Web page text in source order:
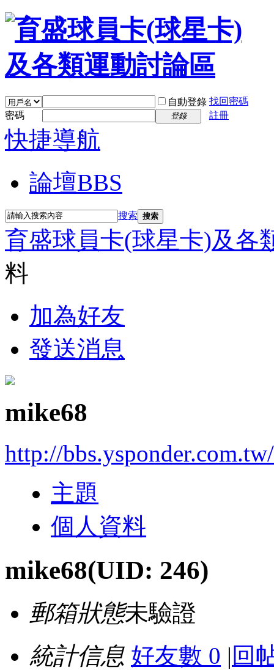
自動登錄 找回密碼
密碼
登錄 註冊
快捷導航
論壇BBS
搜索 搜索
育盛球員卡(球星卡)及各
料
加為好友
發送消息
mike68
http://
主題
個人資料
mike68(UID: 246)
郵箱狀態未驗證
統計信息 好友數 0 | 回